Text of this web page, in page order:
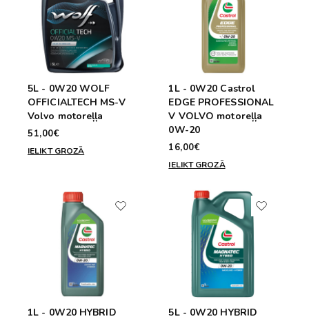
5L - 0W20 WOLF
OFFICIALTECH MS-V
Volvo motoreļļa
51,00€
IELIKT GROZĀ
1L - 0W20 Castrol
EDGE PROFESSIONAL
V VOLVO motoreļļa
0W-20
16,00€
IELIKT GROZĀ
1L - 0W20 HYBRID 5L - 0W20 HYBRID